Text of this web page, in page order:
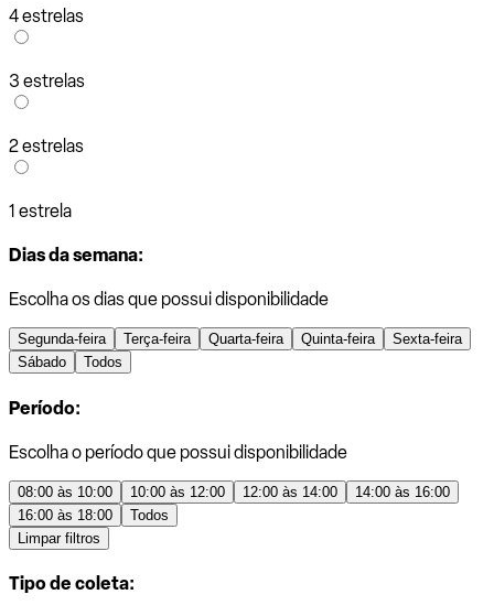
4 estrelas
3 estrelas
2 estrelas
1 estrela
Dias da semana:
Escolha os dias que possui disponibilidade
Segunda-feira Terça-feira Quarta-feira Quinta-feira
Sexta-feira
Sábado
Todos
Período:
Escolha o período que possui disponibilidade
08:00 às 10:00 10:00 às 12:00 12:00 às 14:00
14:00 às 16:00
16:00 às 18:00
Todos
Limpar filtros
Tipo de coleta: